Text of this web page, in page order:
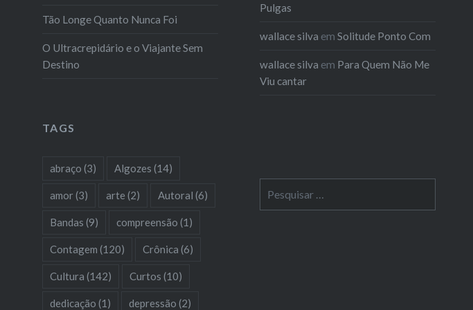
Tão Longe Quanto Nunca Foi
O Ultracrepidário e o Viajante Sem
Destino
Pulgas
wallace silva em Solitude Ponto Com
wallace silva em Para Quem Não Me
Viu cantar
TAGS
abraço (3) Algozes (14)
amor(3) arte (2) Autoral (6)
Bandas (9) compreensão (1)
Contagem (120) Crônica (6)
Cultura (142) Curtos (10)
dedicação (1) depressão (2)
por: